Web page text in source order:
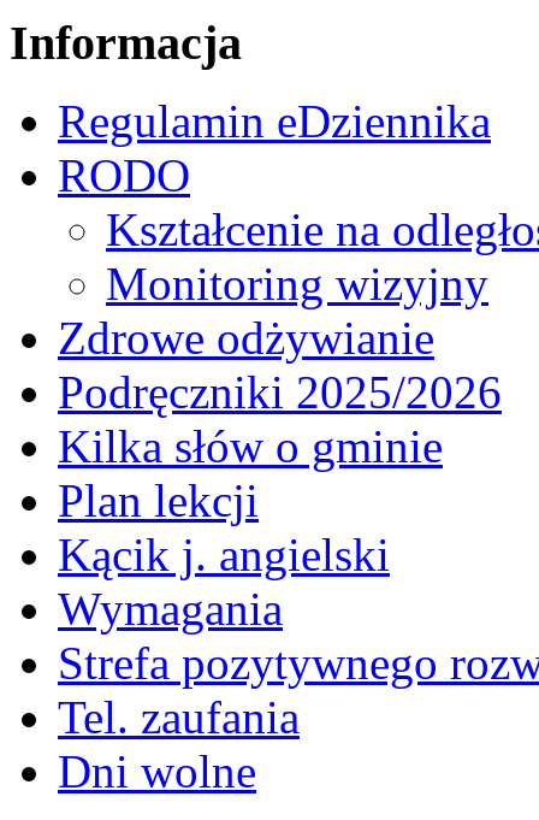
Informacja
Regulamin eDziennika
RODO
Kształcenie na
Monitoring wizyjny
Zdrowe odżywianie
Podręczniki 2025/2026
Kilka słów o gminie
Plan lekcji
Kącik j. angielski
Wymagania
Strefa pozytywnego
Tel. zaufania
Dni wolne